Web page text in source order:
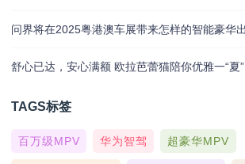
舒心已达，安心满额 欧拉芭蕾猫陪你优雅一“夏”
TAGS标签
百万级MPV 华为智驾 超豪华MPV